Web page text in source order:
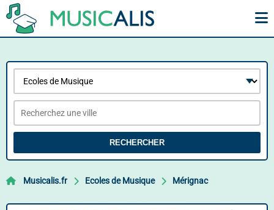
RECHERCHER
Musicalis.fr Ecoles de Musique Mérignac